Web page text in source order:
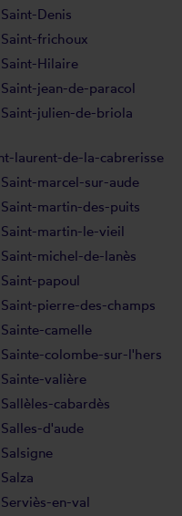
Saint-Denis
Saint-frichoux
Saint-Hilaire
Saint-jean-de-paracol
Saint-julien-de-briola
laurent-de-la-cabrerisse
Saint-marcel-sur-aude
Saint-martin-des-puits
Saint-martin-le-vieil
Saint-michel-de-lanès
Saint-papoul
Saint-pierre-des-champs
Sainte-camelle
Sainte-colombe-sur-l'hers
Sainte-valière
Sallèles-cabardès
Salles-d'aude
Salsigne
Salza
Serviès-en-val